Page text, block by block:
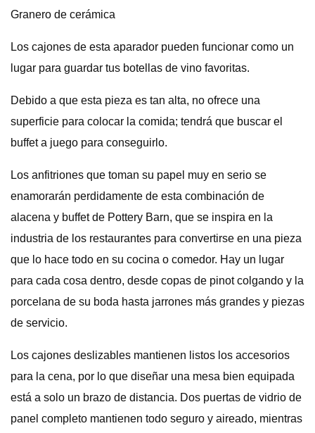
Granero de cerámica
Los cajones de esta aparador pueden funcionar como un
lugar para guardar tus botellas de vino favoritas.
Debido a que esta pieza es tan alta, no ofrece una
superficie para colocar la comida; tendrá que buscar el
buffet a juego para conseguirlo.
Los anfitriones que toman su papel muy en serio se
enamorarán perdidamente de esta combinación de
alacena y buffet de Pottery Barn, que se inspira en la
industria de los restaurantes para convertirse en una pieza
que lo hace todo en su cocina o comedor. Hay un lugar
para cada cosa dentro, desde copas de pinot colgando y la
porcelana de su boda hasta jarrones más grandes y piezas
de servicio.
Los cajones deslizables mantienen listos los accesorios
para la cena, por lo que diseñar una mesa bien equipada
está a solo un brazo de distancia. Dos puertas de vidrio de
panel completo mantienen todo seguro y aireado, mientras